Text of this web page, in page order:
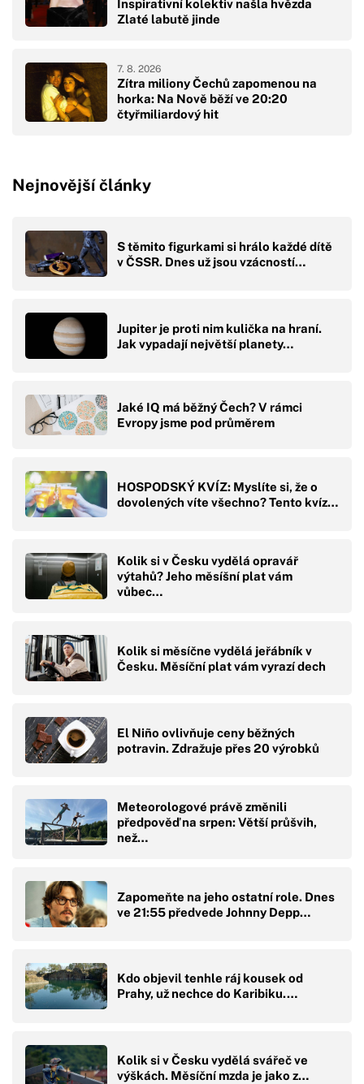
Inspirativní kolektiv našla hvězda
Zlaté labutě jinde
Zítra miliony Čechů zapomenou na
horka: Na Nově běží ve 20:20
čtyřmiliardový hit
7. 8. 2026
Nejnovější články
S těmito figurkami si hrálo každé dítě
v ČSSR. Dnes už jsou vzácností…
Jupiter je proti nim kulička na hraní.
Jak vypadají největší planety…
Jaké IQ má běžný Čech? V rámci
Evropy jsme pod průměrem
HOSPODSKÝ KVÍZ: Myslíte si, že o
dovolených víte všechno? Tento kvíz…
Kolik si v Česku vydělá opravář
výtahů? Jeho měsíšní plat vám
vůbec…
Kolik si měsíčne vydělá jeřábník v
Česku. Měsíční plat vám vyrazí dech
El Niño ovlivňuje ceny běžných
potravin. Zdražuje přes 20 výrobků
Meteorologové právě změnili
předpověď na srpen: Větší průšvih,
než…
Zapomeňte na jeho ostatní role. Dnes
ve 21:55 předvede Johnny Depp…
Kdo objevil tenhle ráj kousek od
Prahy, už nechce do Karibiku.…
Kolik si v Česku vydělá svářeč ve
výškách. Měsíční mzda je jako z…